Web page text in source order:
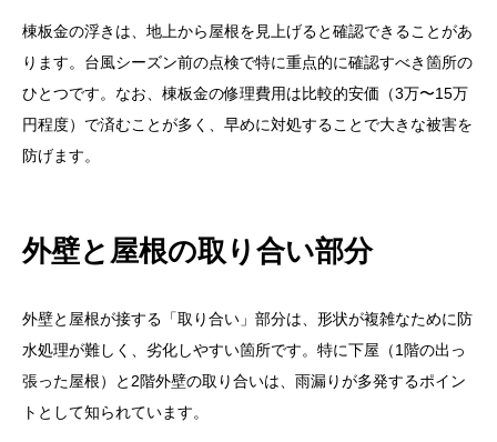
棟板金の浮きは、地上から屋根を見上げると確認できることがあ
ります。台風シーズン前の点検で特に重点的に確認すべき箇所の
ひとつです。なお、棟板金の修理費用は比較的安価（3万〜15万
円程度）で済むことが多く、早めに対処することで大きな被害を
防げます。
外壁と屋根の取り合い部分
外壁と屋根が接する「取り合い」部分は、形状が複雑なために防
水処理が難しく、劣化しやすい箇所です。特に下屋（1階の出っ
張った屋根）と2階外壁の取り合いは、雨漏りが多発するポイン
トとして知られています。